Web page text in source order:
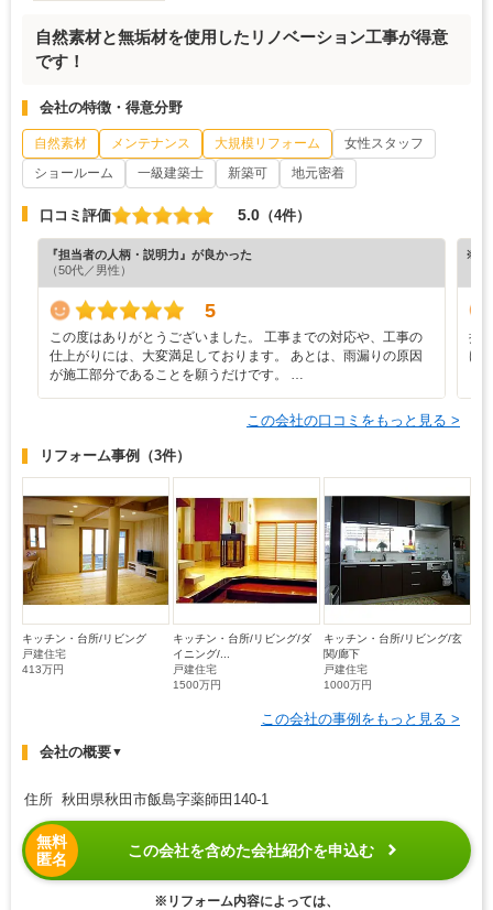
自然素材と無垢材を使用したリノベーション工事が得意
です！
会社の特徴・得意分野
自然素材 メンテナンス 大規模リフォーム
女性スタッフ
ショールーム
一級建築士 新築可 地元密着
口コミ評価 5.0 （4件）
『担当者の人柄・説明力』が良かった
（50代／男性）
5
この度はありがとうございました。 工事までの対応や、工事の
仕上がりには、大変満足しております。 あとは、雨漏りの原因
が施工部分であることを願うだけです。 …
※ホ
担
け
この会社の口コミをもっと見る >
リフォーム事例 （3件）
キッチン・台所/リビング
戸建住宅
413万円
キッチン・台所/リビング/ダ
イニング/...
戸建住宅
1500万円
キッチン・台所/リビング/玄
関/廊下
戸建住宅
1000万円
この会社の事例をもっと見る >
会社の概要▼
住所 秋田県秋田市飯島字薬師田140-1
無料
匿名
この会社を含めた会社紹介を申込む
※リフォーム内容によっては、